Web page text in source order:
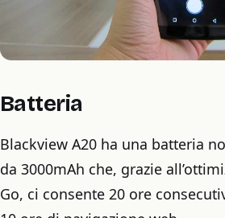
Batteria
Blackview A20 ha una batteria
da 3000mAh che, grazie
Go, ci consente 20 ore